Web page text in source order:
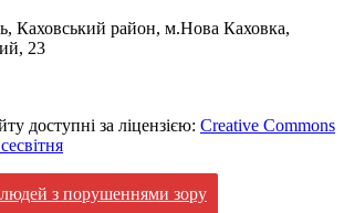
Каховський район, м.Нова Каховка,
23
доступні за ліцензією: Creative Commons
людей з порушеннями зору